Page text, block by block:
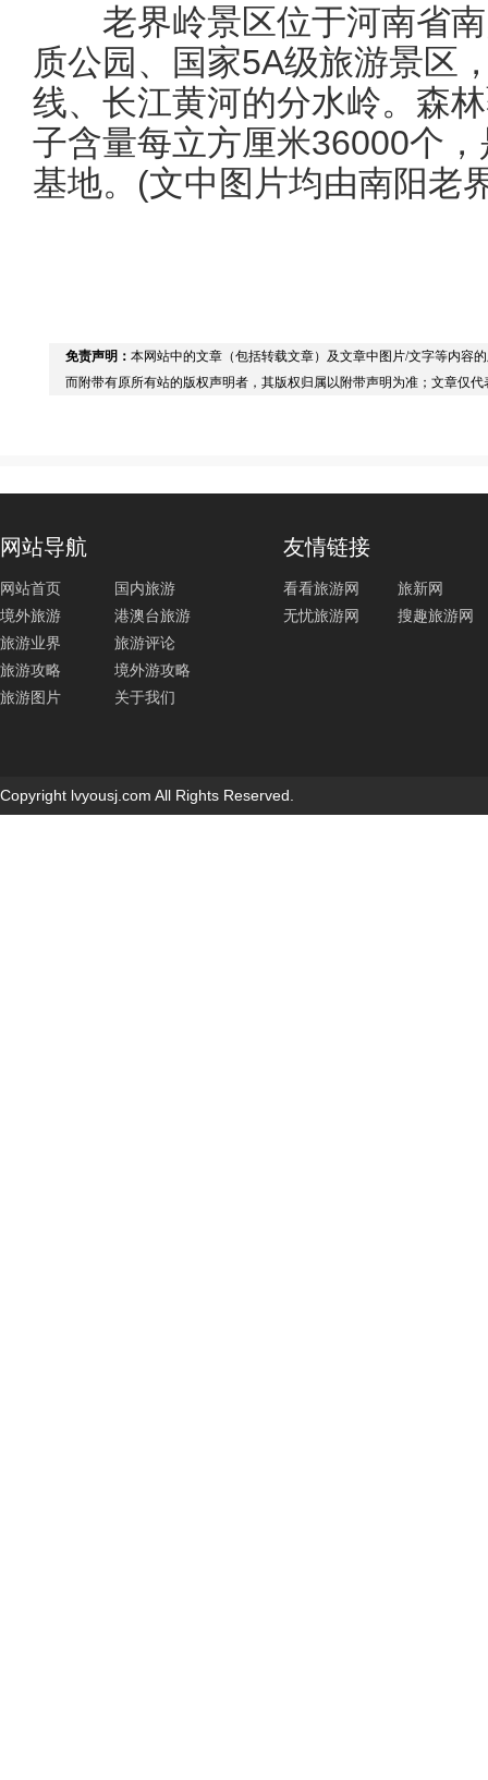
老界岭景区位于河南省南
质公园、国家5A级旅游景区
线、长江黄河的分水岭。森
子含量每立方厘米36000个
基地。(文中图片均由南阳老
免责声明： 本网站中的文章（包括转载文章）及文章中图片/文字等内容
而附带有原所有站的版权声明者，其版权归属以附带声明为准；文章仅
网站导航
网站首页
国内旅游
境外旅游
港澳台旅游
旅游业界
旅游评论
旅游攻略
境外游攻略
旅游图片
关于我们
友情链接
看看旅游网
旅新网
无忧旅游网
搜趣旅游网
Copyright lvyousj.com All Rights Reserved.